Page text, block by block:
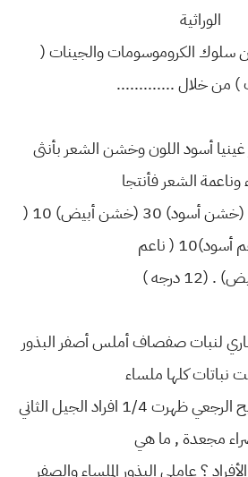
الوراثية
سلوك الكروموسومات والجينات (
) من خلال .............
غينيا أسود اللون وخشن الشعر بأنثى
وناعمة الشعر فأنتجا
عدة ولادات موزعة 30 (خشن أسود) 30 (خشن أبيض) 10 (
( ناعم
. (12 درجه )
لنبات صفصاف أملس أصفر البذور
نباتات كلها ملساء
صفراء وعند إجراء التلقيح الرجعي ظهرت 1/4 افراد الجيل الثاني
مجعدة , ما هي
؟ عاملي البذور الملساء والصفر